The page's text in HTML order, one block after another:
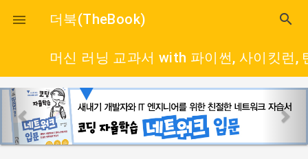
close
 더북(TheBook) search
머신 러닝 교과서 with 파이썬, 사이킷런,
p
r
e
e